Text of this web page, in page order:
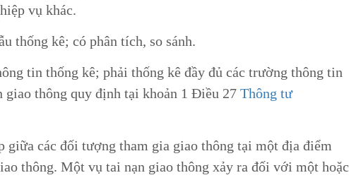
vụ khác.
thống kê; có phân tích, so sánh.
tin thống kê; phải thống kê đầy đủ các trường thông tin
giao thông quy định tại khoản 1 Điều 27 Thông tư
các đối tượng tham gia giao thông tại một địa điểm
thông. Một vụ tai nạn giao thông xảy ra đối với một hoặc